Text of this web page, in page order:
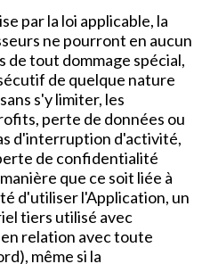
par la loi applicable, la
ne pourront en aucun
de tout dommage spécial,
de quelque nature
s'y limiter, les
perte de données ou
d'interruption d'activité,
de confidentialité
que ce soit liée à
d'utiliser l'Application, un
tiers utilisé avec
relation avec toute
même si la